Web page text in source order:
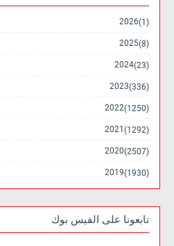
2026 (1)
2025 (8)
2024 (23)
2023 (336)
2022 (1250)
2021 (1292)
2020 (2507)
2019 (1930)
تابعونا على الفيس بوك